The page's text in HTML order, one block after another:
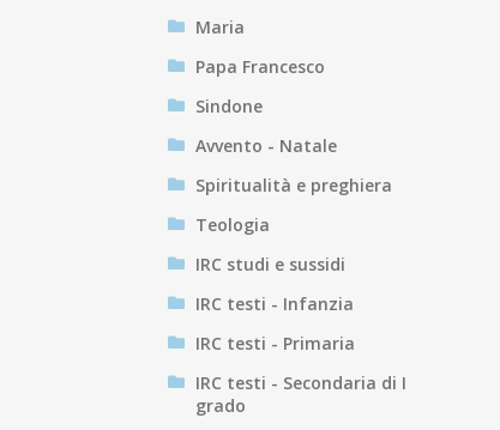
Maria
Papa Francesco
Sindone
Avvento - Natale
Spiritualità e preghiera
Teologia
IRC studi e sussidi
IRC testi - Infanzia
IRC testi - Primaria
IRC testi - Secondaria di I
grado